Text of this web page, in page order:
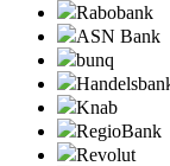
Rabobank
ASN Bank
bunq
Knab
RegioBank
Revolut